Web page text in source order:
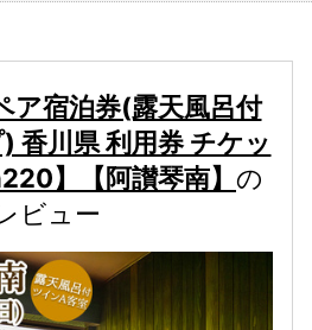
ア宿泊券(露天風呂付
香川県 利用券 チケッ
】【阿讃琴南】 の
ビュー